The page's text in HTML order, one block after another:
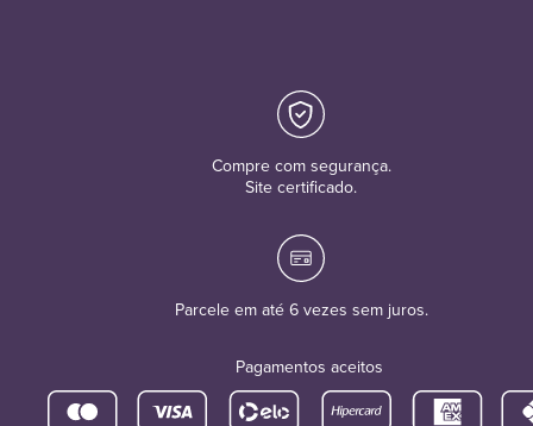
Compre com segurança.
Site certificado.
Parcele em até 6 vezes sem juros.
Pagamentos aceitos